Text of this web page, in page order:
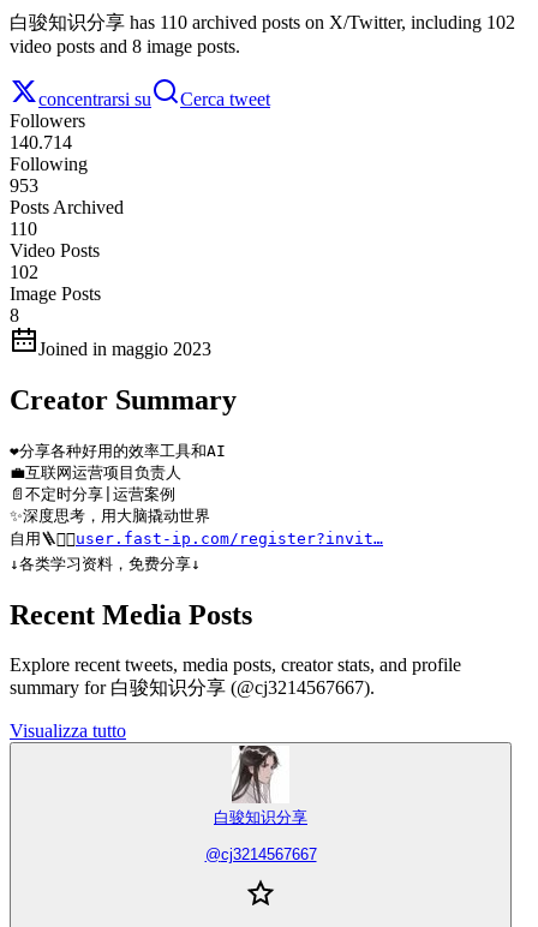
白骏知识分享 has 110 archived posts on X/Twitter, including 102
video posts and 8 image posts.
concentrarsi su
Cerca tweet
Followers
140.714
Following
953
Posts Archived
110
Video Posts
102
Image Posts
8
Joined in maggio 2023
Creator Summary
❤️分享各种好用的效率工具和AI
💼互联网运营项目负责人
📄不定时分享|运营案例
✨深度思考，用大脑撬动世界
自用🪜👉🏻user.fast-ip.com/register?invit…
↓各类学习资料，免费分享↓
Recent Media Posts
Explore recent tweets, media posts, creator stats, and profile
summary for 白骏知识分享 (@cj3214567667).
Visualizza tutto
白骏知识分享
@cj3214567667